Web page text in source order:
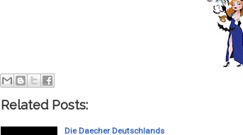
Related Posts:
Die Daecher Deutschlands